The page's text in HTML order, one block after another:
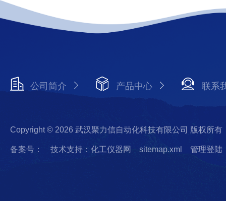
公司简介 产品中心 联系
Copyright © 2026 武汉聚力信自动化科技有限公司 版权所有
备案号： 技术支持：化工仪器网 sitemap.xml 管理登陆